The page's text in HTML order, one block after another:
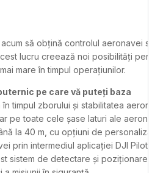
să obțină controlul aeronavei sau
lucru creează noi posibilități pentru
mare în timpul operațiunilor.
pe care vă puteți baza
timpul zborului și stabilitatea
pe toate cele șase laturi ale
la 40 m, cu opțiuni de personalizare
prin intermediul aplicației DJI Pilot.
sistem de detectare și poziționare în